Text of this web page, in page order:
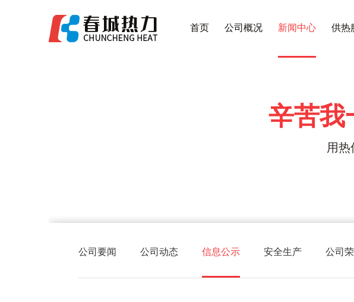
首页 公司概况 新闻中心 供热
辛苦我
用热
公司要闻 公司动态 信息公示 安全生产 公司